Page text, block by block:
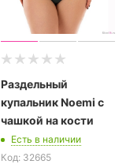
Раздельный
купальник Noemi с
чашкой на кости
Есть в наличии
Код: 32665